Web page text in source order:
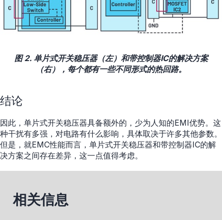
图 2. 单片式开关稳压器（左）和带控制器IC的解决方案
（右），每个都有一些不同形式的热回路。
结论
因此，单片式开关稳压器具备额外的，少为人知的EMI优势。这
种干扰有多强，对电路有什么影响，具体取决于许多其他参数。
但是，就EMC性能而言，单片式开关稳压器和带控制器IC的解
决方案之间存在差异，这一点值得考虑。
相关信息